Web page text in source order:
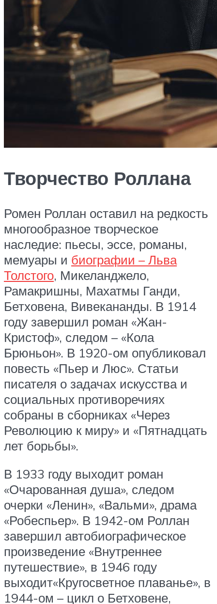
Творчество Роллана
Ромен Роллан оставил на редкость
многообразное творческое
наследие: пьесы, эссе, романы,
мемуары и биографии – Льва
Толстого, Микеланджело,
Рамакришны, Махатмы Ганди,
Бетховена, Вивекананды. В 1914
году завершил роман «Жан-
Кристоф», следом – «Кола
Брюньон». В 1920-ом опубликовал
повесть «Пьер и Люс». Статьи
писателя о задачах искусства и
социальных противоречиях
собраны в сборниках «Через
Революцию к миру» и «Пятнадцать
лет борьбы».
В 1933 году выходит роман
«Очарованная душа», следом
очерки «Ленин», «Вальми», драма
«Робеспьер». В 1942-ом Роллан
завершил автобиографическое
произведение «Внутреннее
путешествие», в 1946 году
выходит«Кругосветное плаванье», в
1944-ом – цикл о Бетховене,